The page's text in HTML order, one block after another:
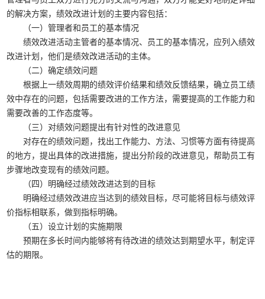
的解决方案，绩效改进计划的主要内容包括：
（一）管理者和员工的基本情况
绩效改进活动主管者的基本情况、员工的基本情况，应列入绩效
改进计划，他们是绩效改进活动的主体。
（二）确定绩效问题
根据上一绩效周期的绩效评价结果和绩效反馈结果，确立员工绩
效中存在的问题，包括需要改进的工作方法，需要提高的工作能力和
需要改善的工作态度等。
（三）对绩效问题提出有针对性的改进意见
对存在的绩效问题，找出工作能力、方法、习惯等方面有待提高
的地方，提出具体的改进措施，提出分阶段的改进意见，帮助员工有
步骤地改变现有的绩效问题。
（四）明确经过绩效改进达到的目标
明确经过绩效改进应当达到的绩效目标，尽可能将目标与绩效评
价指标相联系，做到指标明确。
（五）设立计划的实施期限
预期在多长时间内能够将有待改进的绩效达到期望水平，制定评
估的期限。